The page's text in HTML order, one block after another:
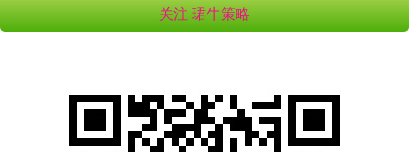
关注 珺牛策略